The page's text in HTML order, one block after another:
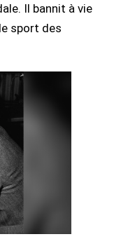
Il bannit à vie
sport des